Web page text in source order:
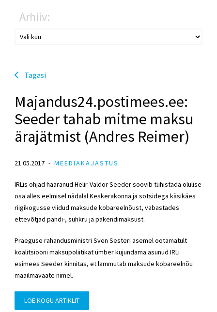
Arhiiv:
Tagasi
Majandus24.postimees.ee:
Seeder tahab mitme maksu
ärajätmist (Andres Reimer)
21.05.2017 MEEDIAKAJASTUS
IRLis ohjad haaranud Helir-Valdor Seeder soovib tühistada olulise
osa alles eelmisel nädalal Keskerakonna ja sotsidega käsikäes
riigikogusse viidud maksude kobareelnõust, vabastades
ettevõtjad pandi-, suhkru ja pakendimaksust.
Praeguse rahandusministri Sven Sesteri asemel ootamatult
koalitsiooni maksupoliitikat ümber kujundama asunud IRLi
esimees Seeder kinnitas, et lammutab maksude kobareelnõu
maailmavaate nimel.
LOE KOGU ARTIKLIT